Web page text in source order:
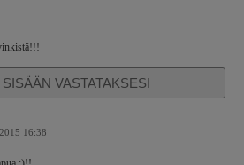
VASTATAKSESI
16:38